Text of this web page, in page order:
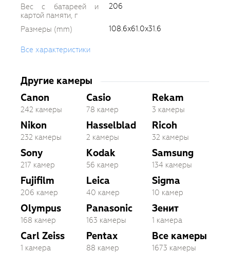
Вес с батареей и
картой памяти, г
206
Размеры (mm) 108.6x61.0x31.6
Все характеристики
Другие камеры
Canon
242 камеры
Nikon
232 камеры
Sony
217 камер
Fujifilm
206 камер
Olympus
168 камер
Carl Zeiss
1 камера
Casio
78 камер
Hasselblad
2 камеры
Kodak
56 камер
Leica
40 камер
Panasonic
163 камеры
Pentax
88 камер
Rekam
3 камеры
Ricoh
32 камеры
Samsung
134 камеры
Sigma
10 камер
Зенит
1 камера
Все камеры
1673 камеры